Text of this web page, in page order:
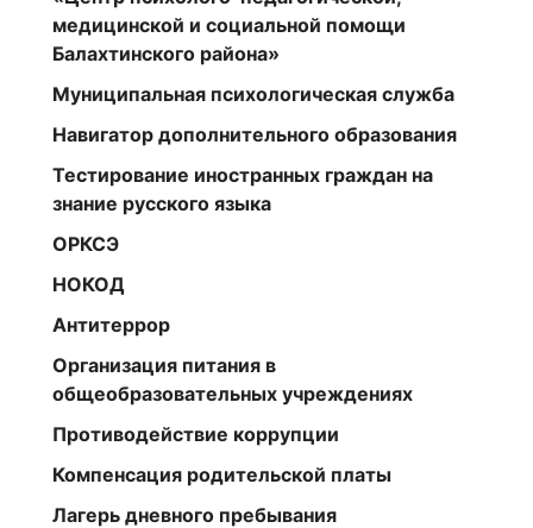
медицинской и социальной помощи
Балахтинского района»
Муниципальная психологическая служба
Навигатор дополнительного образования
Тестирование иностранных граждан на
знание русского языка
ОРКСЭ
НОКОД
Антитеррор
Организация питания в
общеобразовательных учреждениях
Противодействие коррупции
Компенсация родительской платы
Лагерь дневного пребывания